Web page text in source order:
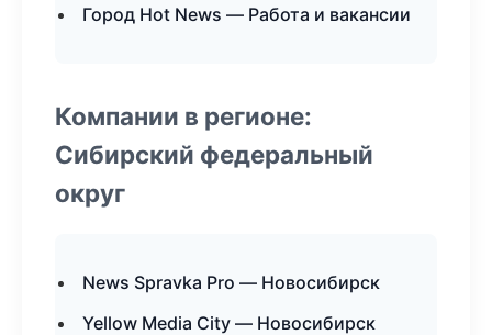
Город Hot News — Работа и вакансии
Компании в регионе:
Сибирский федеральный
округ
News Spravka Pro — Новосибирск
Yellow Media City — Новосибирск